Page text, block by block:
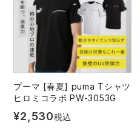
プーマ [春夏] puma Tシャツ
ヒロミコラボ PW-3053G
¥2,530税込